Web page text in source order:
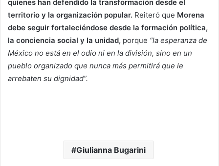
quienes han defendido la transformación desde el
territorio y la organización popular. Reiteró que Morena
debe seguir fortaleciéndose desde la formación política,
la conciencia social y la unidad, porque “la esperanza de
México no está en el odio ni en la división, sino en un
pueblo organizado que nunca más permitirá que le
arrebaten su dignidad”.
Giulianna Bugarini